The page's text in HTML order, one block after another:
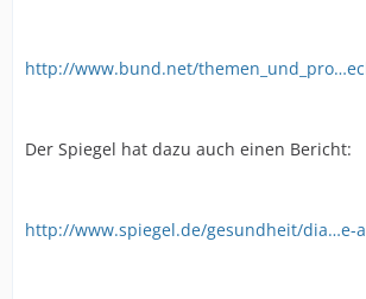
http://www.bund.net/
Der Spiegel hat dazu auch einen Bericht:
http://www.spiegel.de/gesundheit/dia…e-